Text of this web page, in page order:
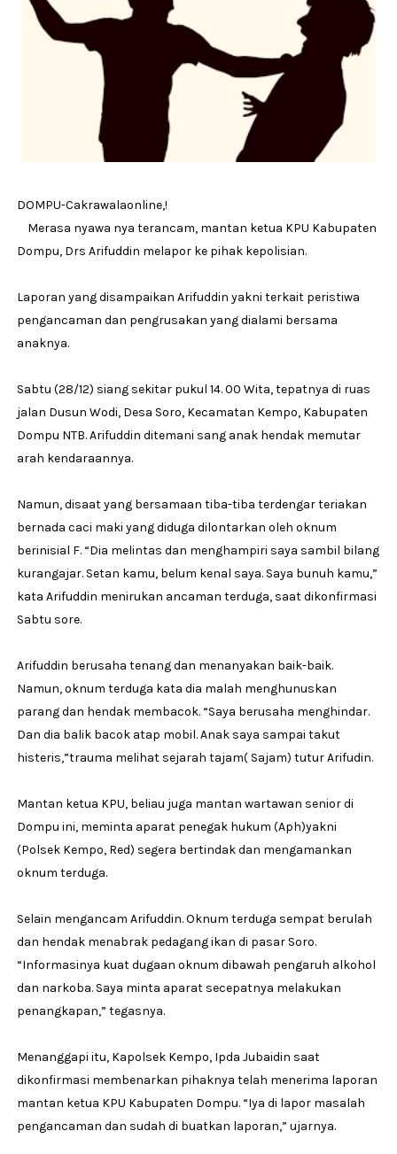
DOMPU-Cakrawalaonline,!
Merasa nyawa nya terancam, mantan ketua KPU Kabupaten
Dompu, Drs Arifuddin melapor ke pihak kepolisian.
Laporan yang disampaikan Arifuddin yakni terkait peristiwa
pengancaman dan pengrusakan yang dialami bersama
anaknya.
Sabtu (28/12) siang sekitar pukul 14. 00 Wita, tepatnya di ruas
jalan Dusun Wodi, Desa Soro, Kecamatan Kempo, Kabupaten
Dompu NTB. Arifuddin ditemani sang anak hendak memutar
arah kendaraannya.
Namun, disaat yang bersamaan tiba-tiba terdengar teriakan
bernada caci maki yang diduga dilontarkan oleh oknum
berinisial F. “Dia melintas dan menghampiri saya sambil bilang
kurangajar. Setan kamu, belum kenal saya. Saya bunuh kamu,”
kata Arifuddin menirukan ancaman terduga, saat dikonfirmasi
Sabtu sore.
Arifuddin berusaha tenang dan menanyakan baik-baik.
Namun, oknum terduga kata dia malah menghunuskan
parang dan hendak membacok. “Saya berusaha menghindar.
Dan dia balik bacok atap mobil. Anak saya sampai takut
histeris,”trauma melihat sejarah tajam( Sajam) tutur Arifudin.
Mantan ketua KPU, beliau juga mantan wartawan senior di
Dompu ini, meminta aparat penegak hukum (Aph)yakni
(Polsek Kempo, Red) segera bertindak dan mengamankan
oknum terduga.
Selain mengancam Arifuddin. Oknum terduga sempat berulah
dan hendak menabrak pedagang ikan di pasar Soro.
“Informasinya kuat dugaan oknum dibawah pengaruh alkohol
dan narkoba. Saya minta aparat secepatnya melakukan
penangkapan,” tegasnya.
Menanggapi itu, Kapolsek Kempo, Ipda Jubaidin saat
dikonfirmasi membenarkan pihaknya telah menerima laporan
mantan ketua KPU Kabupaten Dompu. “Iya di lapor masalah
pengancaman dan sudah di buatkan laporan,” ujarnya.